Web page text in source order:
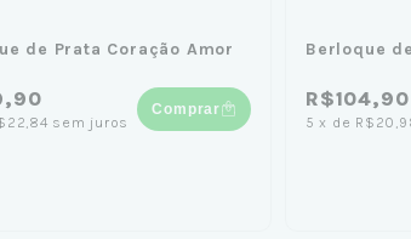
de Prata Coração Amor
sem juros
Comprar
Berloque
R$104,90
5 x de